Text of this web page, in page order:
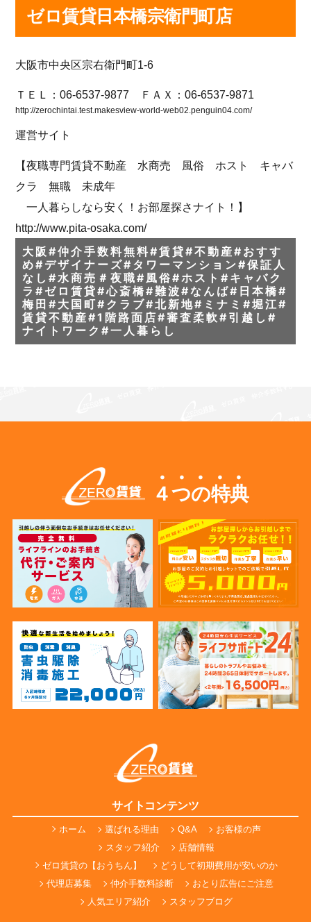
ゼロ賃貸日本橋宗衛門町店
大阪市中央区宗右衛門町1-6
ＴＥＬ：06-6537-9877 ＦＡＸ：06-6537-9871
http://zerochintai.test.makesview-world-web02.penguin04.com/
運営サイト
【夜職専門賃貸不動産 水商売 風俗 ホスト キャバ
クラ 無職 未成年
一人暮らしなら安く！お部屋探さナイト！】
http://www.pita-osaka.com/
大阪#仲介手数料無料#賃貸#不動産#おすす
め#デザイナーズ#タワーマンション#保証人
なし#水商売＃夜職#風俗#ホスト#キャバク
ラ#ゼロ賃貸#心斎橋#難波#なんば#日本橋#
梅田#大国町#クラブ#北新地#ミナミ#堀江#
賃貸不動産#1階路面店#審査柔軟#引越し#
ナイトワーク#一人暮らし
４つの特典
サイトコンテンツ
ホーム 選ばれる理由 Q&A
お客様の声
スタッフ紹介
店舗情報
ゼロ賃貸の【おうちん】
どうして初期費用が安いのか
代理店募集
仲介手数料診断
おとり広告にご注意
人気エリア紹介
スタッフブログ